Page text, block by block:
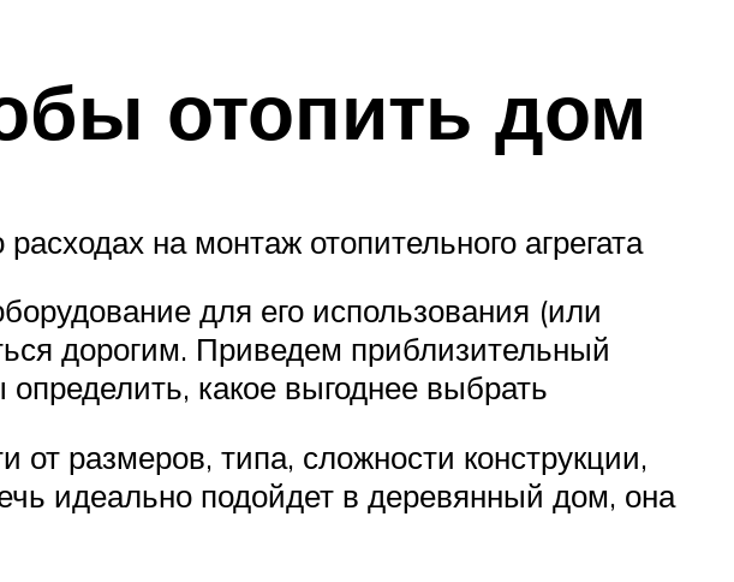
отопить дом
на монтаж отопительного агрегата
для его использования (или
дорогим. Приведем приблизительный
какое выгоднее выбрать
размеров, типа, сложности конструкции,
идеально подойдет в деревянный дом, она